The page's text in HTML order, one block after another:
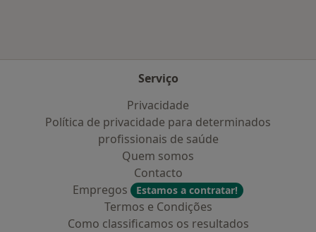
Serviço
Privacidade
Política de privacidade para determinados
profissionais de saúde
Quem somos
Contacto
Empregos
Estamos a contratar!
Termos e Condições
Como classificamos os resultados